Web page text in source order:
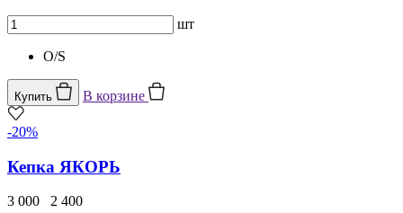
шт
O/S
Купить В корзине
-20%
Кепка ЯКОРЬ
3 000 2 400